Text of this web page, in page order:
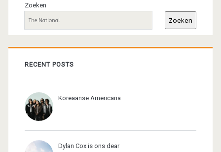
sidebar
Zoeken
Zoeken
RECENT POSTS
Koreaanse Americana
Dylan Cox is ons dear